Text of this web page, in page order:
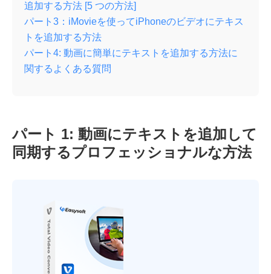
追加する方法 [5 つの方法]
パート3：iMovieを使ってiPhoneのビデオにテキス
トを追加する方法
パート4: 動画に簡単にテキストを追加する方法に
関するよくある質問
パート 1: 動画にテキストを追加して
同期するプロフェッショナルな方法